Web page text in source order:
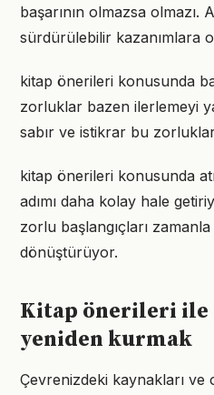
başarının olmazsa olmazı.
sürdürülebilir kazanımlara
kitap önerileri konusunda
zorluklar bazen ilerlemeyi
sabır ve istikrar bu
kitap önerileri konusunda
adımı daha kolay hale
zorlu başlangıçları
dönüştürüyor.
Kitap önerileri ile
yeniden kurmak
Çevrenizdeki kaynakları ve